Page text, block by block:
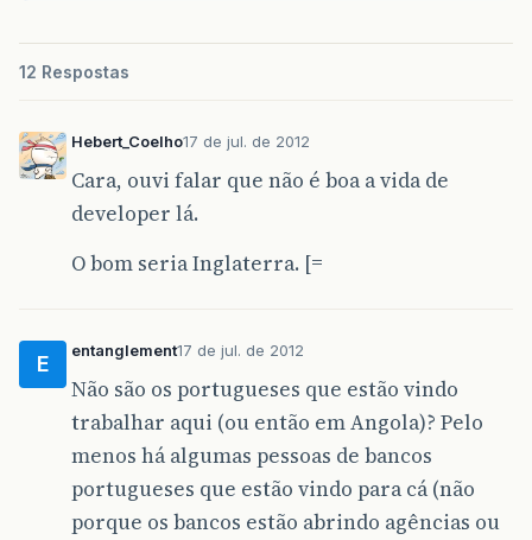
12 Respostas
Hebert_Coelho17 de jul. de 2012
Cara, ouvi falar que não é boa a vida de
developer lá.
O bom seria Inglaterra. [=
E
entanglement17 de jul. de 2012
Não são os portugueses que estão vindo
trabalhar aqui (ou então em Angola)? Pelo
menos há algumas pessoas de bancos
portugueses que estão vindo para cá (não
porque os bancos estão abrindo agências ou